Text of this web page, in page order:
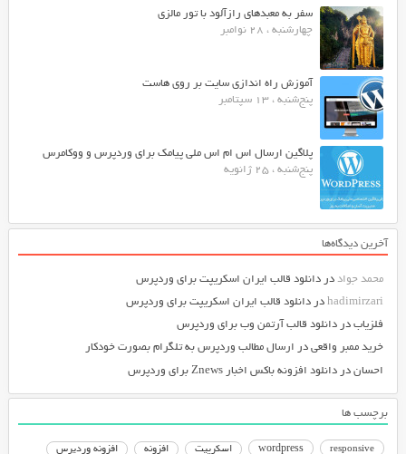
سفر به معبدهای رازآلود با تور مالزی
چهارشنبه ، 28 نوامبر
آموزش راه اندازی سایت بر روی هاست
پنج‌شنبه ، 13 سپتامبر
پلاگین ارسال اس ام اس ملی پیامک برای وردپرس و ووکامرس
پنج‌شنبه ، 25 ژانویه
آخرین دیدگاه‌ها
محمد جواددر دانلود قالب ایران اسکریپت برای وردپرس
hadimirzariدر دانلود قالب ایران اسکریپت برای وردپرس
فلزیابدر دانلود قالب آرتمن وب برای وردپرس
خرید ممبر واقعیدر ارسال مطالب وردپرس به تلگرام بصورت خودکار
احساندر دانلود افزونه باکس اخبار Znews برای وردپرس
برچسب ها
responsive
wordpress اسکریپت افزونه افزونه وردپرس